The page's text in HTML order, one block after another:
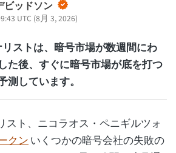
ビッドソン
UTC (8月 3, 2026)
ストは、暗号市場が数週間にわ
た後、すぐに暗号市場が底を打つ
測しています。
スト、ニコラオス・ペニギルツォ
クンいくつかの暗号会社の失敗の